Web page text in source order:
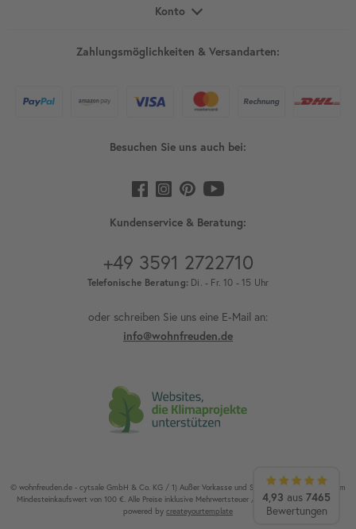
4,93 aus 7465
Bewertungen
Konto
Zahlungsmöglichkeiten & Versandarten:
Besuchen Sie uns auch bei:
Kundenservice & Beratung:
+49 3591 2722710
Telefonische Beratung: Di. - Fr. 10 - 15 Uhr
oder schreiben Sie uns eine E-Mail an:
info@wohnfreuden.de
© wohnfreuden.de - cytsale GmbH & Co. KG / 1) Außer Vorkasse und Speditionsware. 2) Ab einem
Mindesteinkaufswert von 100 €. Alle Preise inklusive Mehrwertsteuer / Alle Rechte vorbehalten.
powered by createyourtemplate